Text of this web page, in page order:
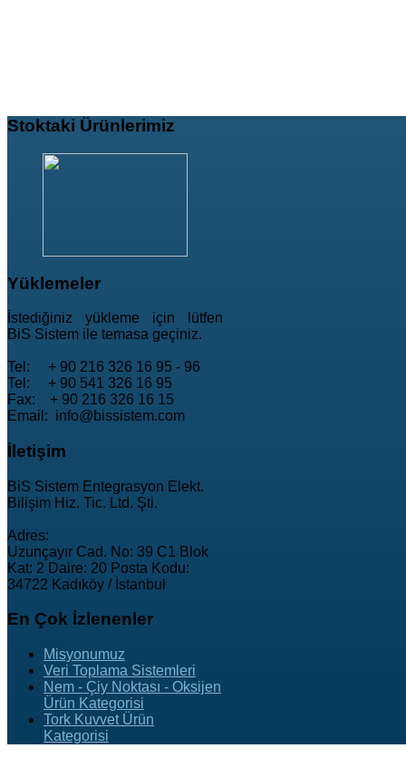
Stoktaki Ürünlerimiz
Yüklemeler
İstediğiniz yükleme için lütfen
BiS Sistem ile temasa geçiniz.
Tel: + 90 216 326 16 95 - 96
Tel: + 90 541 326 16 95
Fax: + 90 216 326 16 15
Email: info@bissistem.com
İletişim
BiS Sistem Entegrasyon Elekt.
Bilişim Hiz. Tic. Ltd. Şti.
Adres:
Uzunçayır Cad. No: 39 C1 Blok
Kat: 2 Daire: 20 Posta Kodu:
34722 Kadıköy / İstanbul
En Çok İzlenenler
Misyonumuz
Veri Toplama Sistemleri
Nem - Çiy Noktası - Oksijen
Ürün Kategorisi
Tork Kuvvet Ürün
Kategorisi